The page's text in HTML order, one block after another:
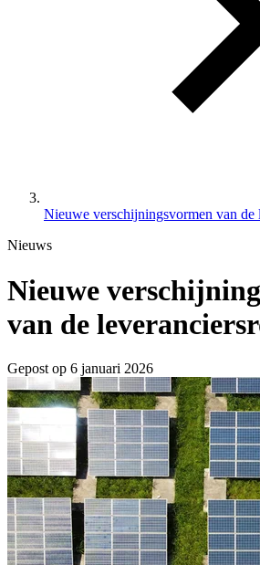
Nieuwe verschijningsvormen van de
Nieuws
Nieuwe
van de
Gepost op 6 januari 2026